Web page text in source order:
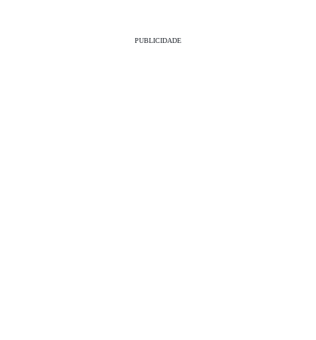
PUBLICIDADE